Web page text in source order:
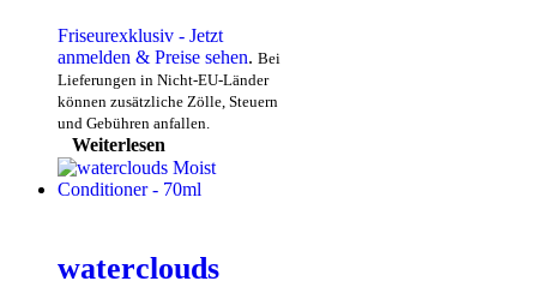
Friseurexklusiv - Jetzt
anmelden & Preise sehen. Bei
Lieferungen in Nicht-EU-Länder
können zusätzliche Zölle, Steuern
und Gebühren anfallen.
Weiterlesen
waterclouds